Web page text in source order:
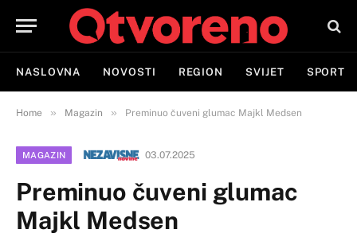
NASLOVNA NOVOSTI REGION SVIJET SPORT
Home » Magazin » Preminuo čuveni glumac Majkl Medsen
MAGAZIN 03.07.2025
Preminuo čuveni glumac
Majkl Medsen